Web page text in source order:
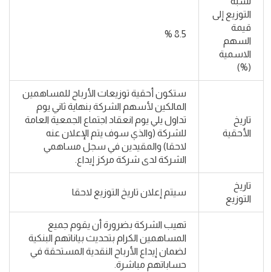
التوزيع إلى
قيمة
السهم
الاسمية
(%)
8.5 %
تاريخ
الأحقية
ستكون أحقية توزيعات الأرباح للمساهمين
المالكين لأسهم الشركة بنهاية ثاني يوم
تداول يلي يوم انعقاد اجتماع الجمعية العامة
للشركة (والذي سوف يتم الإعلان عنه
لاحقا) والمقيدين في سجل مساهمي
الشركة لدى شركة مركز إيداع.
تاريخ
التوزيع
سيتم إعلان تاريخ التوزيع لاحقا
تهيب الشركة بضرورة أن يقوم جميع
المساهمين الكرام بتحديث بياناتهم البنكية
لضمان إيداع الأرباح النقدية المستحقة في
حساباتهم مباشرة.